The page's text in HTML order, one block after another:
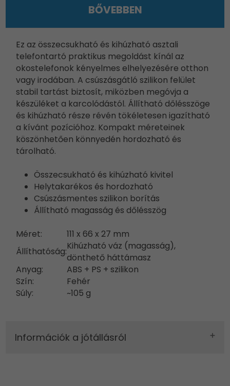
BŐVEBBEN
Ez az összecsukható és kihúzható asztali
telefontartó praktikus megoldást kínál az
okostelefonok kényelmes elhelyezésére otthon
vagy irodában. A csúszásgátló szilikon felület
stabil tartást biztosít, miközben megóvja a
készüléket a karcolódástól. Állítható dőlésszöge
és kihúzható része révén tökéletesen igazítható
a kívánt pozícióhoz. Kompakt méreteinek
köszönhetően könnyedén hordozható és
tárolható.
Összecsukható és kihúzható kivitel
Helytakarékos és hordozható
Csúszásmentes szilikon borítás
Állítható magasság és dőlésszög
Méret:
111 x 66 x 27 mm
Állíthatóság:Kihúzható váz (magasság),
dönthető háttámasz
Anyag:
ABS + PS + szilikon
Szín:
Fehér
Súly:
~105 g
Információk a jótállásról